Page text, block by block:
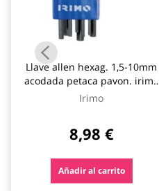
Llave allen hexag. 1,5-10mm
acodada petaca pavon. irimo
9 pz
Irimo
8,98 €
Añadir al carrito